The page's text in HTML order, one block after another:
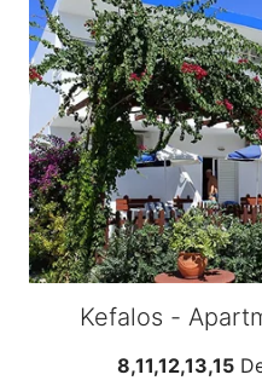
Kefalos -
8,11,12,13,15